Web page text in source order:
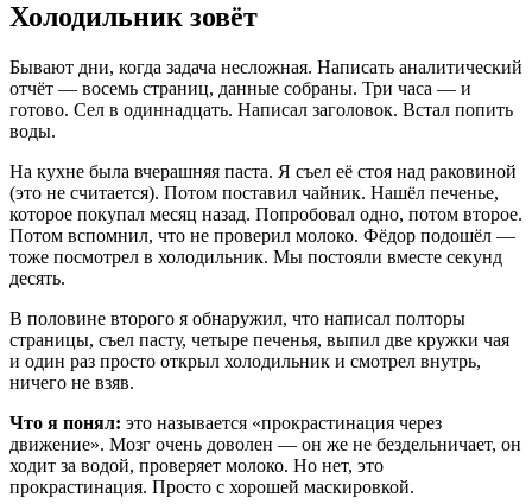
Холодильник зовёт
Бывают дни, когда задача несложная. Написать аналитический
отчёт — восемь страниц, данные собраны. Три часа — и
готово. Сел в одиннадцать. Написал заголовок. Встал попить
воды.
На кухне была вчерашняя паста. Я съел её стоя над раковиной
(это не считается). Потом поставил чайник. Нашёл печенье,
которое покупал месяц назад. Попробовал одно, потом второе.
Потом вспомнил, что не проверил молоко. Фёдор подошёл —
тоже посмотрел в холодильник. Мы постояли вместе секунд
десять.
В половине второго я обнаружил, что написал полторы
страницы, съел пасту, четыре печенья, выпил две кружки чая
и один раз просто открыл холодильник и смотрел внутрь,
ничего не взяв.
Что я понял: это называется «прокрастинация через
движение». Мозг очень доволен — он же не бездельничает, он
ходит за водой, проверяет молоко. Но нет, это
прокрастинация. Просто с хорошей маскировкой.